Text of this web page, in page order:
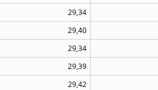
29,34
29,40
29,34
29,39
29,42